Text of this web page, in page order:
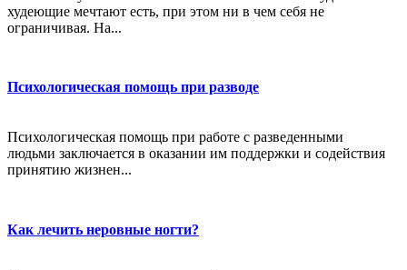
худеющие мечтают есть, при этом ни в чем себя не
ограничивая. На...
Психологическая помощь при разводе
Психологическая помощь при работе с разведенными
людьми заключается в оказании им поддержки и содействия
принятию жизнен...
Как лечить неровные ногти?